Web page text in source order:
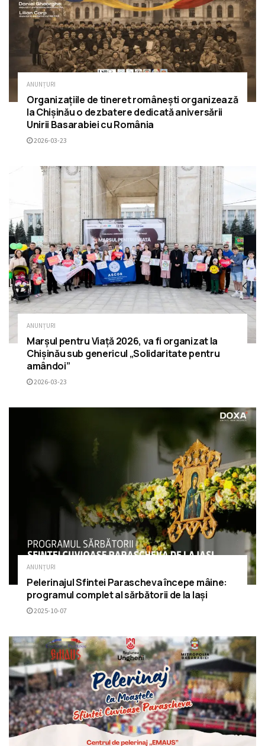
ANUNȚURI
Organizațiile de tineret românești organizează
la Chișinău o dezbatere dedicată aniversării
Unirii Basarabiei cu România
2026-03-23
ANUNȚURI
Marșul pentru Viață 2026, va fi organizat la
Chișinău sub genericul „Solidaritate pentru
amândoi”
2026-03-23
ANUNȚURI
Pelerinajul Sfintei Parascheva începe mâine:
programul complet al sărbătorii de la Iași
2025-10-07